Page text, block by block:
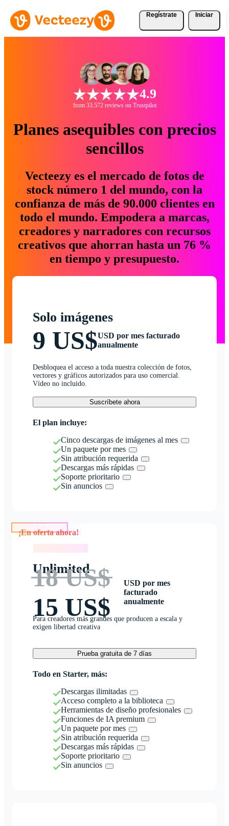
Regístrate Iniciar
4.9
from 33.572 reviews on Trustpilot
Planes asequibles con precios
sencillos
Vecteezy es el mercado de fotos de
stock número 1 del mundo, con la
confianza de más de 90.000 clientes en
todo el mundo. Empodera a marcas,
creadores y narradores con recursos
creativos que ahorran hasta un 76 %
en tiempo y presupuesto.
Solo imágenes
9 US$USD por mes facturado
anualmente
Desbloquea el acceso a toda nuestra colección de fotos,
vectores y gráficos autorizados para uso comercial.
Vídeo no incluido.
Suscríbete ahora
El plan incluye:
Cinco descargas de imágenes al mes
Un paquete por mes
Sin atribución requerida
Descargas más rápidas
Soporte prioritario
Sin anuncios
Unlimited
18 US$
15 US$
USD por mes
facturado
anualmente
Para creadores más grandes que producen a escala y
exigen libertad creativa
Prueba gratuita de 7 días
Todo en Starter, más:
Descargas ilimitadas
Acceso completo a la biblioteca
Herramientas de diseño profesionales
Funciones de IA premium
Un paquete por mes
Sin atribución requerida
Descargas más rápidas
Soporte prioritario
Sin anuncios